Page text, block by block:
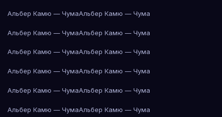
Альбер Камю — ЧумаАльбер Камю — Чума
Альбер Камю — ЧумаАльбер Камю — Чума
Альбер Камю — ЧумаАльбер Камю — Чума
Альбер Камю — ЧумаАльбер Камю — Чума
Альбер Камю — ЧумаАльбер Камю — Чума
Альбер Камю — ЧумаАльбер Камю — Чума